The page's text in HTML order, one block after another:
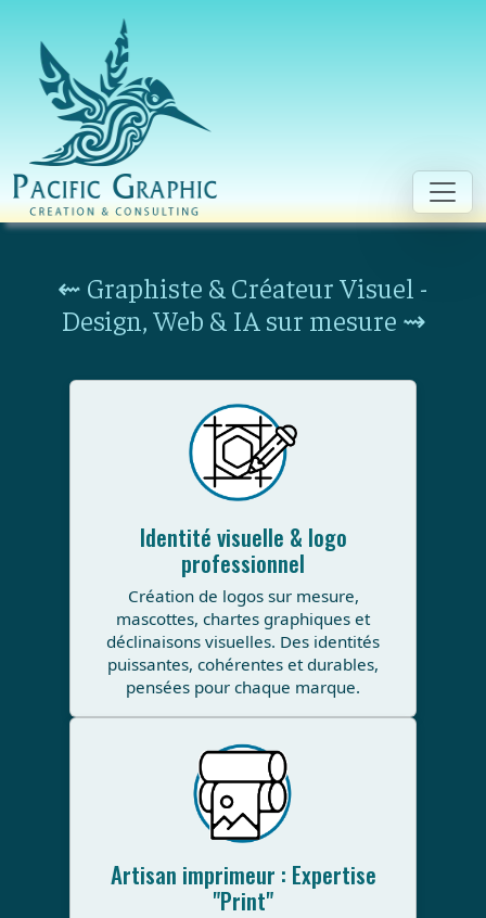
⇜ Graphiste & Créateur Visuel -
Design, Web & IA sur mesure ⇝
Identité visuelle & logo
professionnel
Création de logos sur mesure,
mascottes, chartes graphiques et
déclinaisons visuelles. Des identités
puissantes, cohérentes et durables,
pensées pour chaque marque.
Artisan imprimeur : Expertise
"Print"